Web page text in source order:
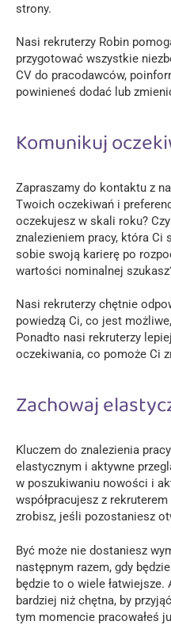
strony.
Nasi rekruterzy Robin
przygotować wszystkie
CV do pracodawców,
powinieneś dodać lub
Komunikuj
Zapraszamy do kontaktu z
Twoich oczekiwań i
oczekujesz w skali roku?
znalezieniem pracy, która Ci
sobie swoją karierę po
wartości nominalnej
Nasi rekruterzy chętnie
powiedzą Ci, co jest
Ponadto nasi rekruterzy
oczekiwania, co pomoże Ci
Zachowaj
Kluczem do znalezienia
elastycznym i aktywne
w poszukiwaniu nowości i
współpracujesz z
zrobisz, jeśli pozostaniesz
Być może nie dostaniesz
następnym razem, gdy
będzie to o wiele
bardziej niż chętna, by
tym momencie pracowałeś